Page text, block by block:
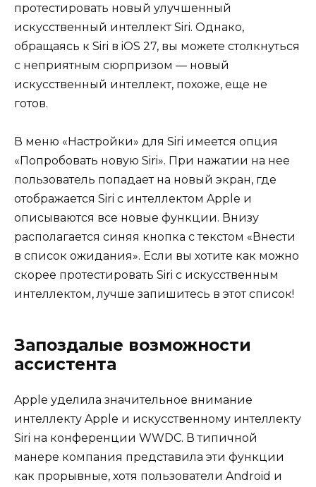
протестировать новый улучшенный
искусственный интеллект Siri. Однако,
обращаясь к Siri в iOS 27, вы можете столкнуться
с неприятным сюрпризом — новый
искусственный интеллект, похоже, еще не
готов.
В меню «Настройки» для Siri имеется опция
«Попробовать новую Siri». При нажатии на нее
пользователь попадает на новый экран, где
отображается Siri с интеллектом Apple и
описываются все новые функции. Внизу
располагается синяя кнопка с текстом «Внести
в список ожидания». Если вы хотите как можно
скорее протестировать Siri с искусственным
интеллектом, лучше запишитесь в этот список!
Запоздалые возможности
ассистента
Apple уделила значительное внимание
интеллекту Apple и искусственному интеллекту
Siri на конференции WWDC. В типичной
манере компания представила эти функции
как прорывные, хотя пользователи Android и